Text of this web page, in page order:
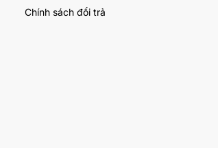
Chính sách đổi trả